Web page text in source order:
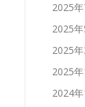
2025年
2025年
2025年
2025年
2024